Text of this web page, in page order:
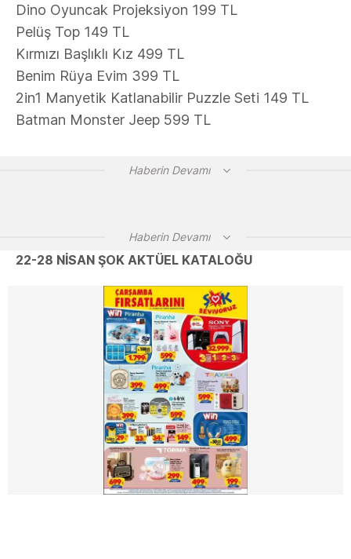
Dino Oyuncak Projeksiyon 199 TL
Pelüş Top 149 TL
Kırmızı Başlıklı Kız 499 TL
Benim Rüya Evim 399 TL
2in1 Manyetik Katlanabilir Puzzle Seti 149 TL
Batman Monster Jeep 599 TL
Haberin Devamı
Haberin Devamı
22-28 NİSAN ŞOK AKTÜEL KATALOĞU